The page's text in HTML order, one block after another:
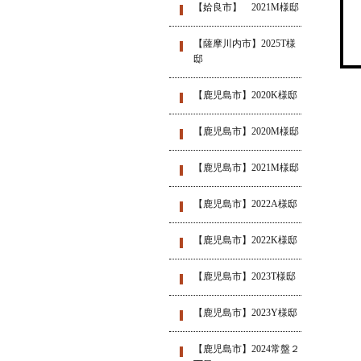
【姶良市】 2021M様邸
【薩摩川内市】2025T様
邸
【鹿児島市】2020K様邸
【鹿児島市】2020M様邸
【鹿児島市】2021M様邸
【鹿児島市】2022A様邸
【鹿児島市】2022K様邸
【鹿児島市】2023T様邸
【鹿児島市】2023Y様邸
【鹿児島市】2024常盤２